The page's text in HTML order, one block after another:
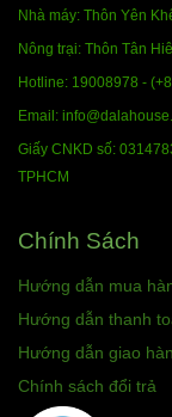
Nhà máy: Thôn Yên
Nông trại: Thôn Tân
Hotline: 19008978 -
Email:
Giấy CNKD số:
TPHCM
Chính Sách
Hướng dẫn mua
Hướng dẫn thanh
Hướng dẫn giao
Chính sách đổi trả